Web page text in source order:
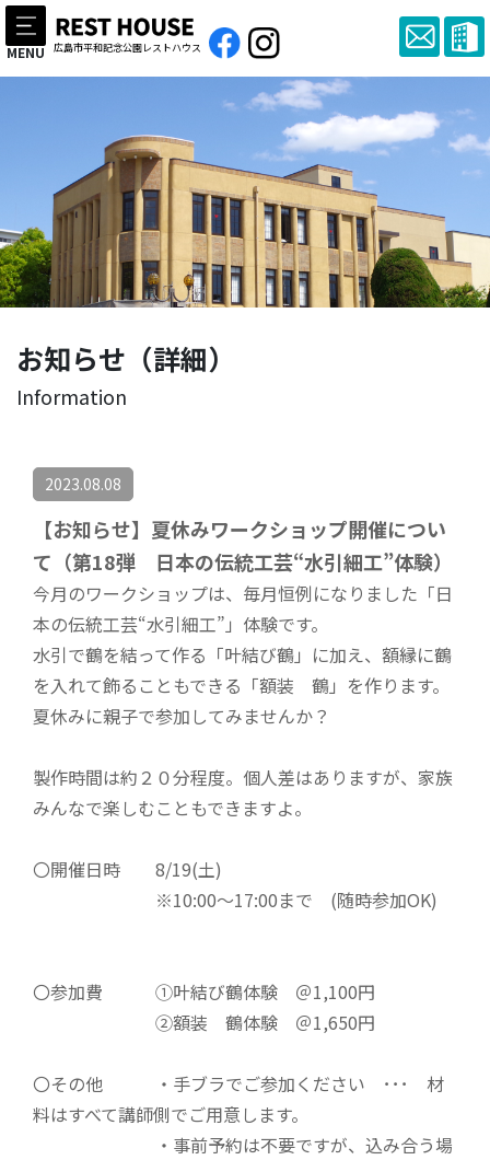
MENU 広島市平和記念公園レストハウス
お知らせ（詳細）
Information
2023.08.08
【お知らせ】夏休みワークショップ開催につい
て（第18弾 日本の伝統工芸“水引細工”体験）
今月のワークショップは、毎月恒例になりました「日
本の伝統工芸“水引細工”」体験です。
水引で鶴を結って作る「叶結び鶴」に加え、額縁に鶴
を入れて飾ることもできる「額装 鶴」を作ります。
夏休みに親子で参加してみませんか？
製作時間は約２０分程度。個人差はありますが、家族
みんなで楽しむこともできますよ。
〇開催日時 8/19(土)
※10:00～17:00まで (随時参加OK)
〇参加費 ①叶結び鶴体験 ＠1,100円
②額装 鶴体験 ＠1,650円
〇その他 ・手ブラでご参加ください ･･･ 材
料はすべて講師側でご用意します。
・事前予約は不要ですが、込み合う場